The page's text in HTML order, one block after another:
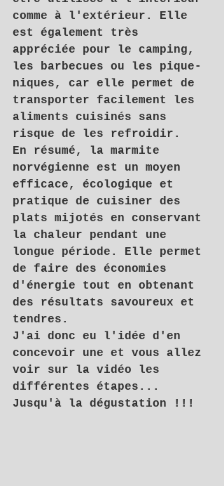
comme à l'extérieur. Elle
est également très
appréciée pour le camping,
les barbecues ou les pique-
niques, car elle permet de
transporter facilement les
aliments cuisinés sans
risque de les refroidir.
En résumé, la marmite
norvégienne est un moyen
efficace, écologique et
pratique de cuisiner des
plats mijotés en conservant
la chaleur pendant une
longue période. Elle permet
de faire des économies
d'énergie tout en obtenant
des résultats savoureux et
tendres.
J'ai donc eu l'idée d'en
concevoir une et vous allez
voir sur la vidéo les
différentes étapes...
Jusqu'à la dégustation !!!